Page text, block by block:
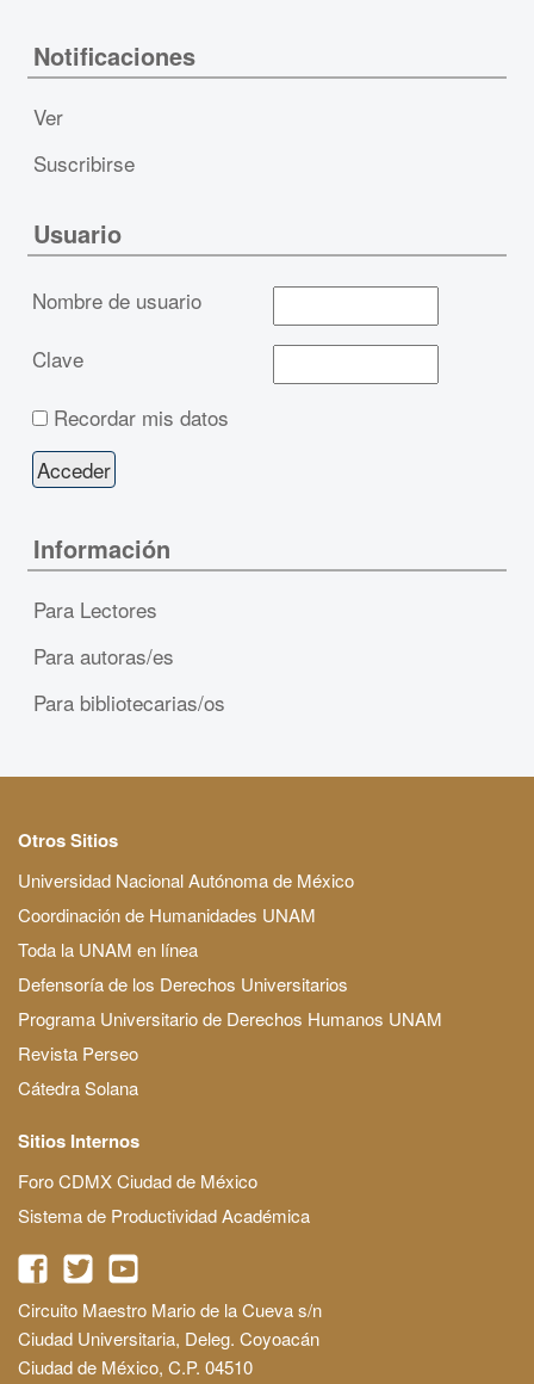
Notificaciones
Ver
Suscribirse
Usuario
Nombre de usuario
Clave
Recordar mis datos
Información
Para Lectores
Para autoras/es
Para bibliotecarias/os
Otros Sitios
Universidad Nacional Autónoma de México
Coordinación de Humanidades UNAM
Toda la UNAM en línea
Defensoría de los Derechos Universitarios
Programa Universitario de Derechos Humanos UNAM
Revista Perseo
Cátedra Solana
Sitios Internos
Foro CDMX Ciudad de México
Sistema de Productividad Académica
Circuito Maestro Mario de la Cueva s/n
Ciudad Universitaria, Deleg. Coyoacán
Ciudad de México, C.P. 04510